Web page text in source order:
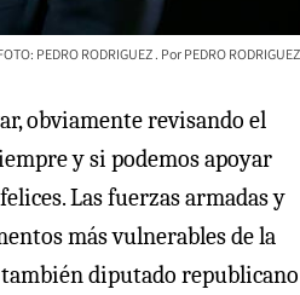
PEDRO RODRIGUEZ PEDRO RODRIGUEZ
obviamente revisando el
y si podemos apoyar
Las fuerzas armadas y
más vulnerables de la
también diputado republicano